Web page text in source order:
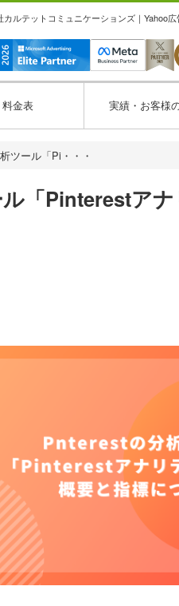
ルテットコミュニケーションズ｜Yahoo
料金表 実績・お客様
ツール「Pi・・・
「Pinterestア